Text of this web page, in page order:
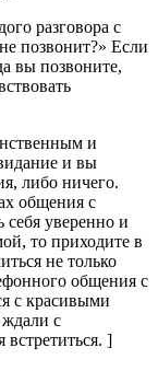
разговора с
позвонит?» Если
вы позвоните,
и
и вы
либо ничего.
общения с
уверенно и
то приходите в
не только
общения с
с красивыми
ждали с
]